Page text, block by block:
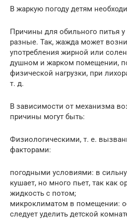
В жаркую погоду детям
Причины для обильного питья у
разные. Так, жажда может
употребления жирной или
душном и жарком помещении,
физической нагрузки, при
т. д.
В зависимости от механизма
причины могут быть:
Физиологическими, т. е.
факторами:
погодными условиями: в
кушает, но много пьет, так как
жидкость с потом;
микроклиматом в помещении:
следует уделить детской